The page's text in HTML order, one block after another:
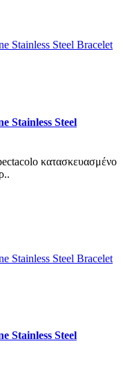
Stainless Steel
κατασκευασμένο
Stainless Steel